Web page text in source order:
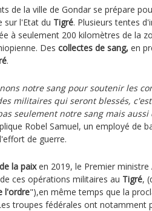
de la ville de Gondar se prépare
sur l'Etat du Tigré. Plusieurs tentes
à seulement 200 kilomètres de la
Des collectes de sang, en
.
notre sang pour soutenir les
militaires qui seront blessés,
seulement notre sang mais
Robel Samuel, un employé de
de guerre.
la paixen 2019, le Premier ministre
ces opérations militaires au Tigré,
l'ordre"),en même temps que la
troupes fédérales ont notamment